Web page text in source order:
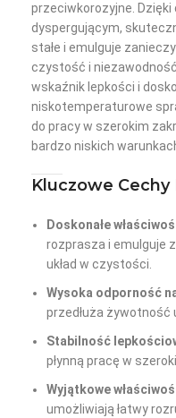
przeciwkorozyjne.
dyspergującym,
stałe i emulguje
czystość i
wskaźnik lepkości i
niskotemperaturowe
do pracy w szerokim
bardzo niskich
Kluczowe
Doskonałe
rozprasza i emulguje
układ w czystości.
Wysoka odporność
przedłuża żywotność
Stabilność
płynną pracę w
Wyjątkowe
umożliwiają łatwy